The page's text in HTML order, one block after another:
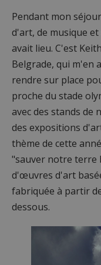
Pendant mon
d'art, de musique
avait lieu. C'est
Belgrade, qui m'en
rendre sur place
proche du stade
avec des stands
des expositions
thème de cette
"sauver notre terre
d'œuvres d'art
fabriquée à partir
dessous.